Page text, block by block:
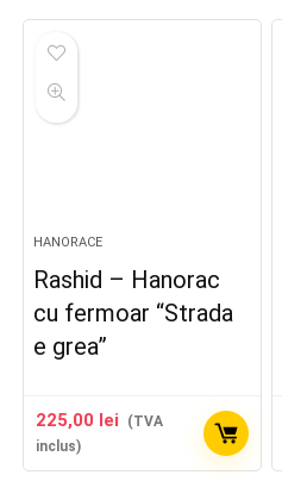
HANORACE
Rashid – Hanorac
cu fermoar “Strada
e grea”
225,00 lei
(TVA
inclus)